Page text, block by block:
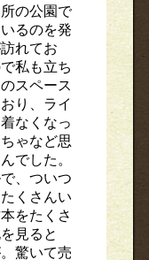
の公園で
るのを発
れてお
私も立ち
スペース
り、ライ
なくなっ
ゃなど思
でした。
、ついつ
くさんい
をたくさ
見ると
驚いて売